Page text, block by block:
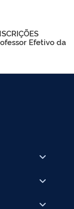
Efetivo da